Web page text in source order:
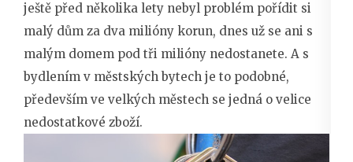
ještě před několika lety nebyl problém pořídit si
malý dům za dva milióny korun, dnes už se ani s
malým domem pod tři milióny nedostanete. A s
bydlením v městských bytech je to podobné,
především ve velkých městech se jedná o velice
nedostatkové zboží.